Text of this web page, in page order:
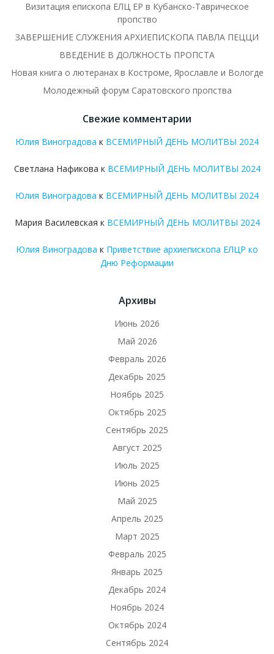
Визитация епископа ЕЛЦ ЕР в Кубанско-Таврическое
пропство
ЗАВЕРШЕНИЕ СЛУЖЕНИЯ АРХИЕПИСКОПА ПАВЛА ПЕЦЦИ
ВВЕДЕНИЕ В ДОЛЖНОСТЬ ПРОПСТА
Новая книга о лютеранах в Костроме, Ярославле и Вологде
Молодежный форум Саратовского пропства
Свежие комментарии
Юлия Виноградова к ВСЕМИРНЫЙ ДЕНЬ МОЛИТВЫ 2024
Светлана Нафикова к ВСЕМИРНЫЙ ДЕНЬ МОЛИТВЫ 2024
Юлия Виноградова к ВСЕМИРНЫЙ ДЕНЬ МОЛИТВЫ 2024
Мария Василевская к ВСЕМИРНЫЙ ДЕНЬ МОЛИТВЫ 2024
Юлия Виноградова к Приветствие архиепископа ЕЛЦР ко
Дню Реформации
Архивы
Июнь 2026
Май 2026
Февраль 2026
Декабрь 2025
Ноябрь 2025
Октябрь 2025
Сентябрь 2025
Август 2025
Июль 2025
Июнь 2025
Май 2025
Апрель 2025
Март 2025
Февраль 2025
Январь 2025
Декабрь 2024
Ноябрь 2024
Октябрь 2024
Сентябрь 2024